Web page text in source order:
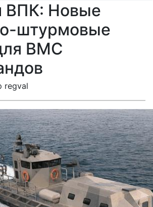
ВПК: Новые
штурмовые
ВМС
regval